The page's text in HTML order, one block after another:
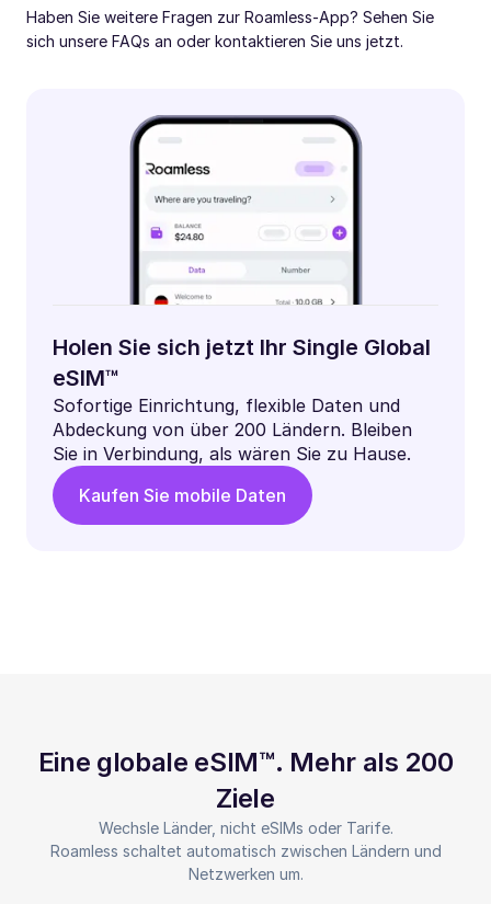
Haben Sie weitere Fragen zur Roamless-App? Sehen Sie
sich unsere FAQs an oder kontaktieren Sie uns jetzt.
Holen Sie sich jetzt Ihr Single Global
eSIM™
Sofortige Einrichtung, flexible Daten und
Abdeckung von über 200 Ländern. Bleiben
Sie in Verbindung, als wären Sie zu Hause.
Kaufen Sie mobile Daten
Eine globale eSIM™. Mehr als 200
Ziele
Wechsle Länder, nicht eSIMs oder Tarife.
Roamless schaltet automatisch zwischen Ländern und
Netzwerken um.